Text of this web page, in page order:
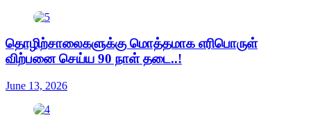
தொழிற்சாலைகளுக்கு மொத்தமாக எரிபொருள்
விற்பனை செய்ய 90 நாள் தடை..!
June 13, 2026